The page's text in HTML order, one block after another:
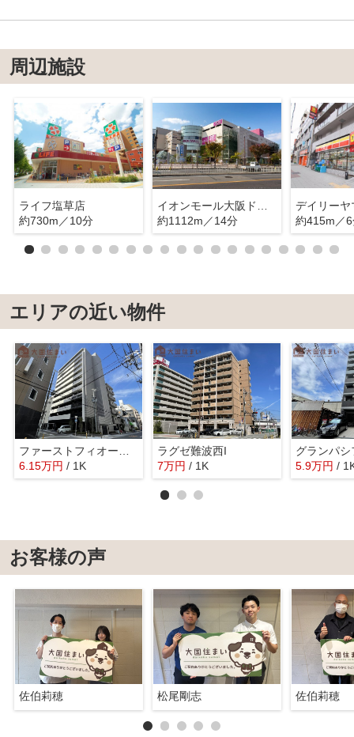
周辺施設
ライフ塩草店
約730m／10分
約1112m／14分
約415m／
エリアの近い物件
6.15万円 / 1K
ラグゼ難波西I
7万円 / 1K 5.9万円 /
お客様の声
佐伯莉穂 松尾剛志 佐伯莉穂